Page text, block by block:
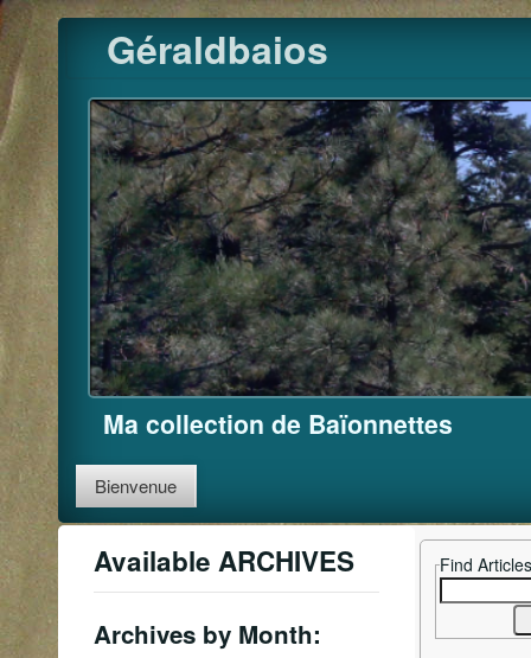
Pour
Skip
to
content
Géraldbaios
Ma collection de Baïonnettes
Bienvenue
Available ARCHIVES
Archives by Month:
Find Articles
Search
for: